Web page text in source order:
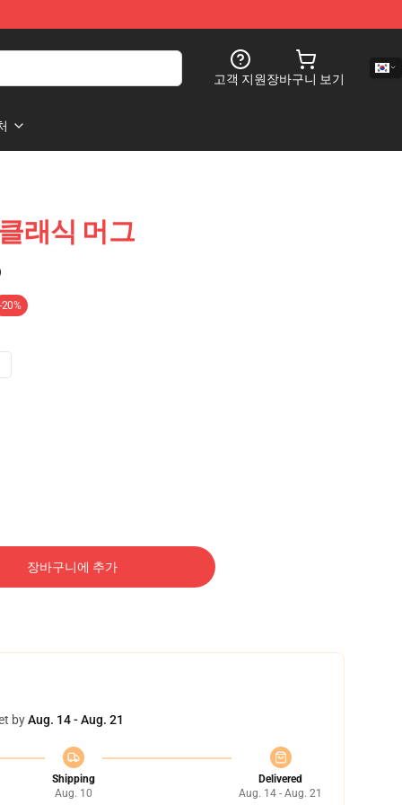
고객 지원장바구니 보기
래식 머그
-20%
장바구니에 추가
byAug. 14 - Aug. 21
Shipping
Aug. 10
Delivered
Aug. 14 - Aug. 21